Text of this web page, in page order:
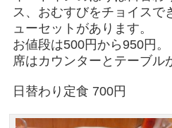
ス、おむすびをチョイスで
ューセットがあります。
お値段は500円から950円。
席はカウンターとテーブル
日替わり定食 700円